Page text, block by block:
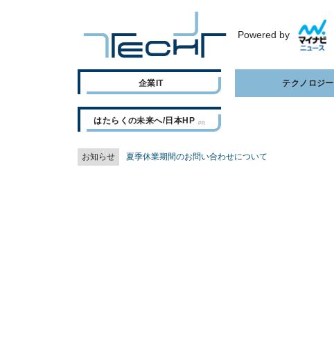
Powered by
企業IT テクノロジー
はたらくの未来へ/日本HP
お知らせ 夏季休業期間のお問い合わせについて